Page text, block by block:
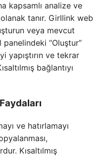
kapsamlı analize ve
tanır. Girllink web
veya mevcut
panelindeki “Oluştur”
yapıştırın ve tekrar
bağlantıyı
ve hatırlamayı
Kısaltılmış